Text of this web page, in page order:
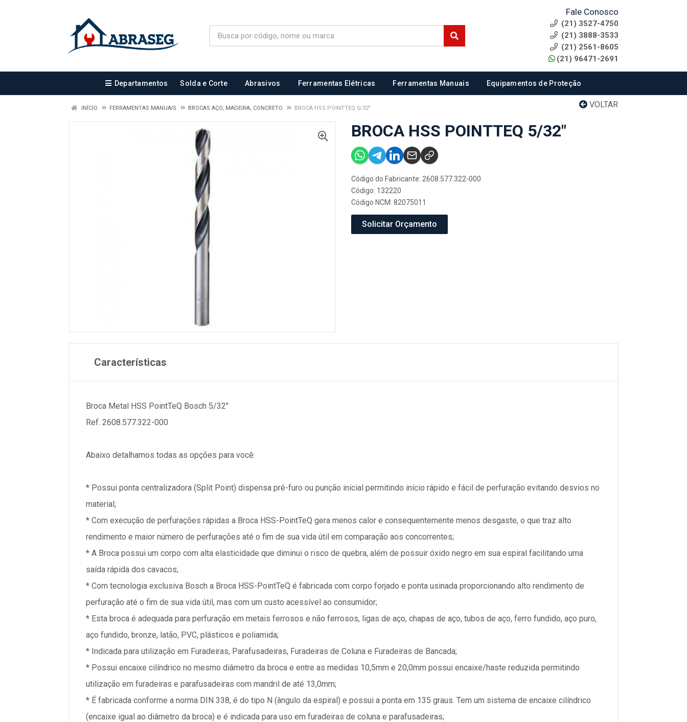
Fale Conosco
(21) 3527-4750
(21) 3888-3533
(21) 2561-8605
(21) 96471-2691
Departamentos Solda e Corte Abrasivos Ferramentas Elétricas Ferramentas Manuais Equipamentos de Proteção
VOLTAR
INÍCIO FERRAMENTAS MANUAIS BROCAS AÇO, MADEIRA, CONCRETO BROCA HSS POINTTEQ 5/32"
BROCA HSS POINTTEQ 5/32"
Código do Fabricante: 2608.577.322-000
Código: 132220
Código NCM: 82075011
Solicitar Orçamento
Características
Broca Metal HSS PointTeQ Bosch 5/32"
Ref. 2608.577.322-000
Abaixo detalhamos todas as opções para você:
* Possui ponta centralizadora (Split Point) dispensa pré-furo ou punção inicial permitindo início rápido e fácil de perfuração evitando desvios no
material;
* Com execução de perfurações rápidas a Broca HSS-PointTeQ gera menos calor e consequentemente menos desgaste, o que traz alto
rendimento e maior número de perfurações até o fim de sua vida útil em comparação aos concorrentes;
* A Broca possui um corpo com alta elasticidade que diminui o risco de quebra, além de possuir óxido negro em sua espiral facilitando uma
saída rápida dos cavacos;
* Com tecnologia exclusiva Bosch a Broca HSS-PointTeQ é fabricada com corpo forjado e ponta usinada proporcionando alto rendimento de
perfuração até o fim de sua vida útil, mas com um custo acessível ao consumidor;
* Esta broca é adequada para perfuração em metais ferrosos e não ferrosos, ligas de aço, chapas de aço, tubos de aço, ferro fundido, aço puro,
aço fundido, bronze, latão, PVC, plásticos e poliamida;
* Indicada para utilização em Furadeiras, Parafusadeiras, Furadeiras de Coluna e Furadeiras de Bancada;
* Possui encaixe cilíndrico no mesmo diâmetro da broca e entre as medidas 10,5mm e 20,0mm possui encaixe/haste reduzida permitindo
utilização em furadeiras e parafusadeiras com mandril de até 13,0mm;
* É fabricada conforme a norma DIN 338, é do tipo N (ângulo da espiral) e possui a ponta em 135 graus. Tem um sistema de encaixe cilíndrico
(encaixe igual ao diâmetro da broca) e é indicada para uso em furadeiras de coluna e parafusadeiras;